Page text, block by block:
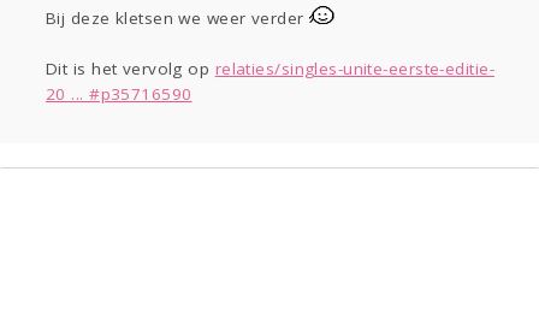
Sport
Contact Viva zoekt
Lezen
Bij deze kletsen we weer verder
Dit is het vervolg op relaties/singles-unite-eerste-editie-
20 ... #p35716590